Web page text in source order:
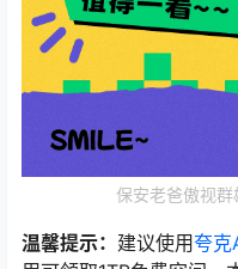
保安老爸傲视
温馨提示： 建议使用夸克